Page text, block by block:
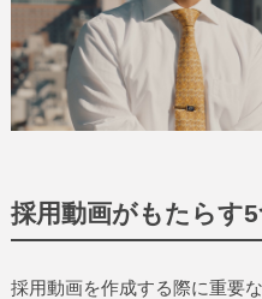
採用動画がもたらす
採用動画を作成する際に重要